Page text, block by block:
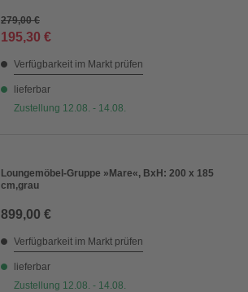
279,00 €
195,30 €
Verfügbarkeit im Markt prüfen
lieferbar
Zustellung 12.08. - 14.08.
Loungemöbel-Gruppe »Mare«, BxH: 200 x 185
cm,grau
899,00 €
Verfügbarkeit im Markt prüfen
lieferbar
Zustellung 12.08. - 14.08.